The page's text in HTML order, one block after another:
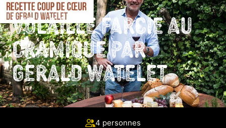
Volaille farcie au
cramique par
Gerald Watelet
4 personnes